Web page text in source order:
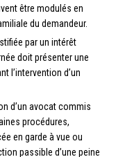
être modulés en
du demandeur.
par un intérêt
doit présenter une
l’intervention d’un
d’un avocat commis
procédures,
en garde à vue ou
passible d’une peine